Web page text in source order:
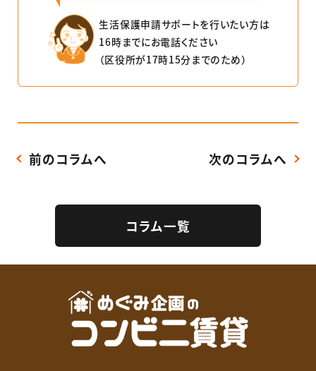
⽣活保護申請サポートを⾏いたい⽅は
16時までにお電話ください
（区役所が17時15分までのため）
前のコラムへ
コラム一覧
次のコラムへ